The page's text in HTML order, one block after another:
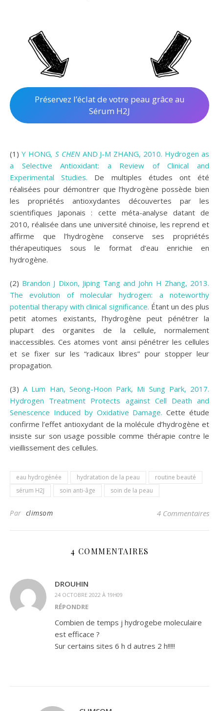
Préservez l’éclat de votre peau grâce au
Sérum H2J
(1) Y HONG, S CHENAND J-M ZHANG, 2010. Hydrogen as
a Selective Antioxidant: a Review of Clinical and
Experimental Studies. De multiples études ont été
réalisées pour démontrer que l’hydrogène possède bien
les propriétés antioxydantes découvertes par les
scientifiques Japonais : cette méta-analyse datant de
2010, réalisée dans une université chinoise, les reprend et
affirme que l’hydrogène conserve ses propriétés
thérapeutiques sous le format d’eau enrichie en
hydrogène.
(2) Brandon J Dixon, Jiping Tang and John H Zhang, 2013.
The evolution of molecular hydrogen: a noteworthy
potential therapy with clinical significance. Étant un des plus
petit atomes existants, l’hydrogène peut pénétrer la
plupart des organites de la cellule, normalement
inaccessibles. Ces atomes vont ainsi pénétrer les cellules
et se fixer sur les “radicaux libres” pour stopper leur
propagation.
(3)A Lum Han, Seong-Hoon Park, Mi Sung Park, 2017.
Hydrogen Treatment Protects against Cell Death and
Senescence Induced by Oxidative Damage. Cette étude
confirme l’effet antioxydant de la molécule d’hydrogène et
insiste sur son usage possible comme thérapie contre le
vieillissement des cellules.
eau hydrogénée hydratation de la peau
routine beauté
sérum H2J
soin anti-âge soin de la peau
Par climsom 4 Commentaires
4 COMMENTAIRES
DROUHIN
24 OCTOBRE 2022 À 19H09
RÉPONDRE
Combien de temps j hydrogebe moleculaire
est efficace ?
Sur certains sites 6 h d autres 2 h!!!!!